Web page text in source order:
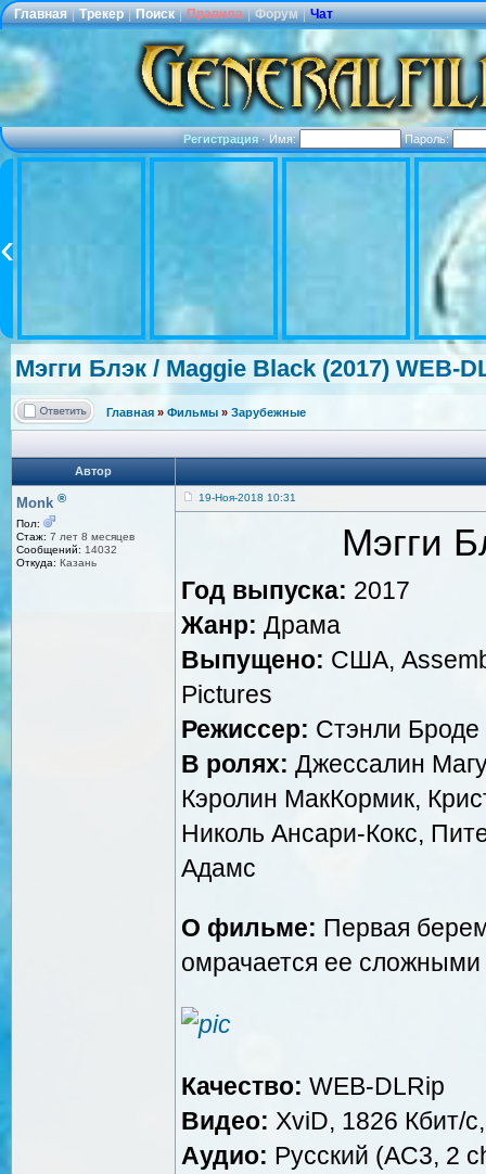
Главная | Трекер | Поиск | Правила | Форум | Чат
Регистрация·Имя: Пароль:
Мэгги Блэк / Maggie Black (2017) WEB-
Главная » Фильмы » Зарубежные
Автор
Monk ®
Пол:
Стаж: 7 лет 8 месяцев
Сообщений: 14032
Откуда: Казань
19-Ноя-2018 10:31
Мэгги
Год выпуска: 2017
Жанр: Драма
Выпущено: США,
Pictures
Режиссер: Стэнли Броде
В ролях: Джессалин
Кэролин МакКормик,
Николь Ансари-Кокс,
Адамс
О фильме: Первая
омрачается ее
Качество: WEB-DLRip
Видео: XviD, 1826 Кбит/
Аудио: Русский (AC3, 2